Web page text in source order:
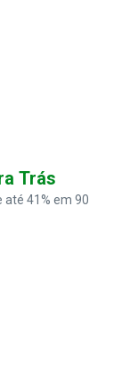
Trás
41% em 90